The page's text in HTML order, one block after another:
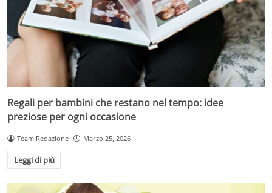
Regali per bambini che restano nel tempo: idee
preziose per ogni occasione
Team Redazione Marzo 25, 2026
Leggi di più